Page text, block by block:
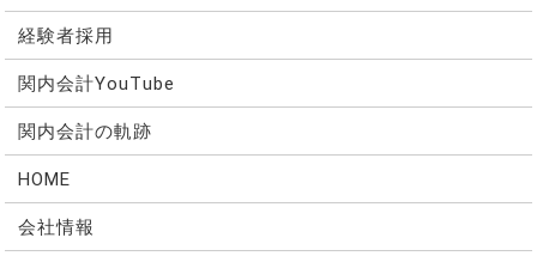
経験者採用
関内会計YouTube
関内会計の軌跡
HOME
会社情報